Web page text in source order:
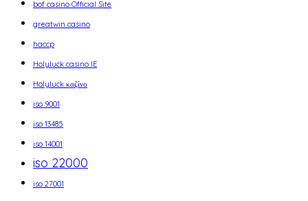
bof casino Official Site
greatwin casino
haccp
Holyluck casino IE
Holyluck καζίνο
iso 9001
iso 13485
iso 14001
iso 22000
iso 27001